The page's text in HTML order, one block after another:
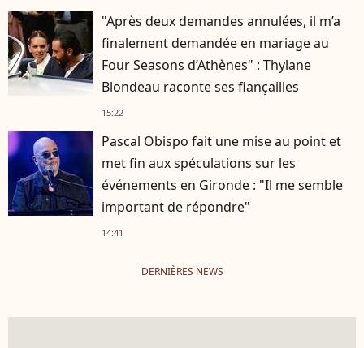
"Après deux demandes annulées, il m’a
finalement demandée en mariage au
Four Seasons d’Athènes" : Thylane
Blondeau raconte ses fiançailles
15:22
Pascal Obispo fait une mise au point et
met fin aux spéculations sur les
événements en Gironde : "Il me semble
important de répondre"
14:41
DERNIÈRES NEWS